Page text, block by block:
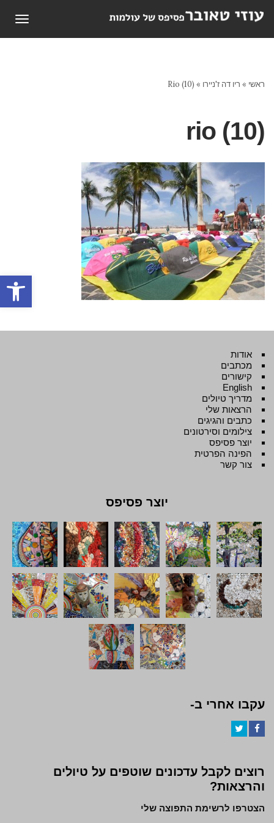
פתח
ראשי » ריו דה ז'ניירו »
Rio (10)
rio (10)
אודות
מכתבים
קישורים
English
מדריך טיולים
הרצאות שלי
כתבים והגיגים
צילומים וסירטונים
יוצר פסיפס
הפינה הפרטית
צור קשר
יוצר פסיפס
עקבו אחרי ב-
רוצים לקבל עדכונים שוטפים על טיולים
והרצאות?
הצטרפו לרשימת התפוצה שלי